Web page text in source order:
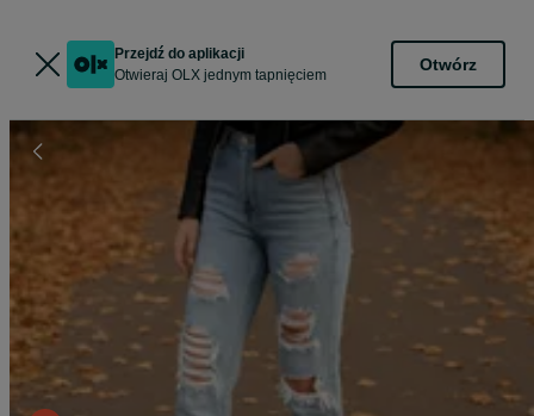
Przejdź do aplikacji
Otwieraj OLX jednym tapnięciem
Otwórz